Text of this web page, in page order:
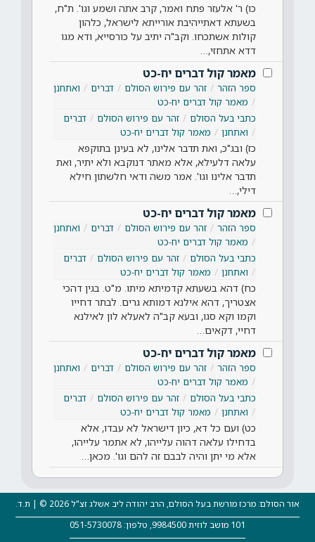
כו) ר' אלעזר פתח ואמר, קרב אתה ושמע וגו'. ת"ח,
בשעתא דאתייהיבת אורייתא לישראל, כלהון
קולות אשתכחו. וקב"ה יתיב על כורסייא, ודא מגו
דדא אתחזי,…
מאמר קול דברים יח-כט
ספר הזהר זהר עם פירוש הסולם דברים
ואתחנן
מאמר קול דברים יח-כט
כתבי בעל הסולם
זהר עם פירוש הסולם
דברים
ואתחנן
מאמר קול דברים יח-כט
כז) ובג"כ, ואת תדבר אלינו, לא בעינן בתוקפא
עלאה דלעילא, אלא מאתר דנוקבא ולא יתיר, ואת
תדבר אלינו וגו'. אמר משה ודאי חלשתון חילא
דילי,…
מאמר קול דברים יח-כט
ספר הזהר זהר עם פירוש הסולם דברים
ואתחנן
מאמר קול דברים יח-כט
כתבי בעל הסולם
זהר עם פירוש הסולם
דברים
ואתחנן
מאמר קול דברים יח-כט
כח) דהא בשעתא קדמיתא מיתו. מ"ט. בגין דהכי
אצטריך, דהא אילנא דמותא גרים. לבתר דחייו
וקמו וקא סגו, ובעא קב"ה לאעלא לון לאילנא
דחיי, דקאים…
מאמר קול דברים יח-כט
ספר הזהר זהר עם פירוש הסולם דברים
ואתחנן
מאמר קול דברים יח-כט
כתבי בעל הסולם
זהר עם פירוש הסולם
דברים
ואתחנן
מאמר קול דברים יח-כט
כט) ועם כל דא, כיון דישראל לא עבדו, אלא
בדחילו עלאה דהוה עלייהו, לא אתמר עלייהו,
אלא מי יתן והיה לבבם זה להם וגו'. מכאן…
אור הסולם: מרכז מורשת בעל הסולם, הרב יהודה ליב אשלג זצ"ל 2026 © | ת.ד.
101 מושב לוזית 9984500, טלפון: 051-5730078